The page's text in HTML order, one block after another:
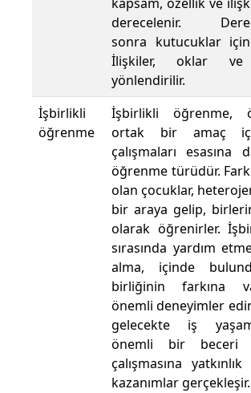
derecelenir.
sonra kutucuklar
İlişkiler, oklar ve
yönlendirilir.
İşbirlikli
öğrenme
İşbirlikli öğrenme,
ortak bir amaç
çalışmaları esasına
öğrenme türüdür.
olan çocuklar,
bir araya gelip,
olarak öğrenirler.
sırasında yardım
alma, içinde
birliğinin farkına
önemli deneyimler
gelecekte iş
önemli bir beceri
çalışmasına
kazanımlar gerçekleşir.